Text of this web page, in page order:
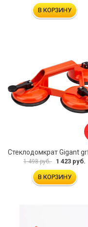
В КОРЗИНУ
1 498 руб. 1 423 руб.
В КОРЗИНУ